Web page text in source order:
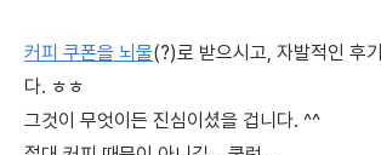
커피 쿠폰을 뇌물(?)로 받으시고, 자발적인 후
다. ㅎㅎ
그것이 무엇이든 진심이셨을 겁니다. ^^